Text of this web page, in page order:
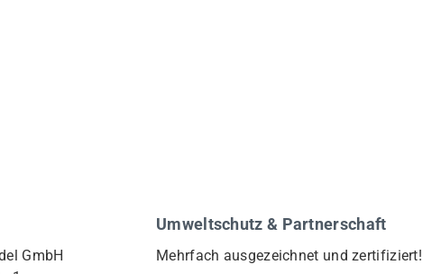
GmbH
Umweltschutz & Partnerschaft
Mehrfach ausgezeichnet und zertifiziert!